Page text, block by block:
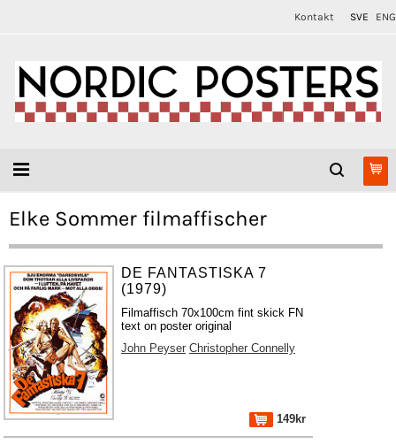
Kontakt SVE ENG
Elke Sommer filmaffischer
DE FANTASTISKA 7
(1979)
Filmaffisch 70x100cm fint skick FN
text on poster original
John Peyser Christopher Connelly
149kr